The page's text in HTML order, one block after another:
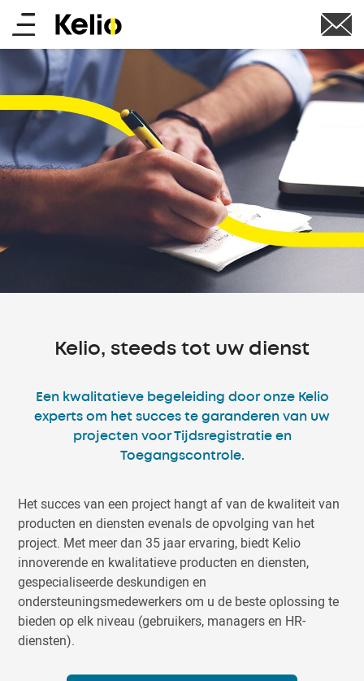
Skip
main
content
Main
menu
Kelio, steeds tot uw dienst
Een kwalitatieve begeleiding door onze Kelio
experts om het succes te garanderen van uw
projecten voor Tijdsregistratie en
Toegangscontrole.
Het succes van een project hangt af van de kwaliteit van
producten en diensten evenals de opvolging van het
project. Met meer dan 35 jaar ervaring, biedt Kelio
innoverende en kwalitatieve producten en diensten,
gespecialiseerde deskundigen en
ondersteuningsmedewerkers om u de beste oplossing te
bieden op elk niveau (gebruikers, managers en HR-
diensten).